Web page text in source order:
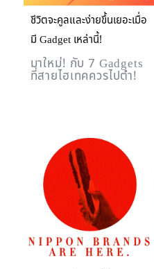
ชีวิตจะคูลและง่ายขึ้นเยอะเมื่อ
มี Gadget เหล่านี้!
มาใหม่! กับ 7 Gadgets
ที่สายไฮเทคควรไปตำ!